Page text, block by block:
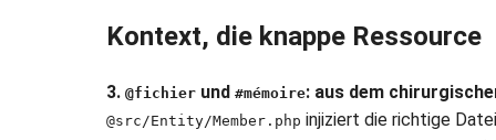
Kontext, die knappe Ressource
3. @fichier und #mémoire: aus dem
@src/Entity/Member.php injiziert die richtige